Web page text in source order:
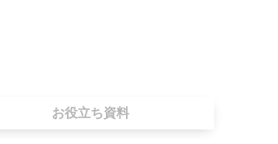
お役立ち資料